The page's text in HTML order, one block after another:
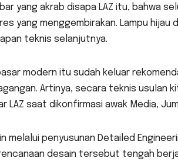
yang akrab disapa LAZ itu, bahwa
yang menggembirakan. Lampu
teknis selanjutnya.
modern itu sudah keluar
Artinya, secara teknis usulan
LAZ saat dikonfirmasi awak Media,
melalui penyusunan Detailed
desain tersebut tengah